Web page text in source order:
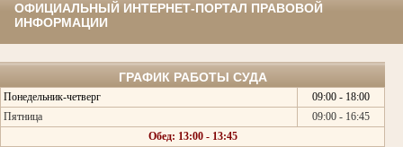
ОФИЦИАЛЬНЫЙ ИНТЕРНЕТ-ПОРТАЛ ПРАВОВОЙ
ИНФОРМАЦИИ
ГРАФИК РАБОТЫ СУДА
Понедельник-четверг
09:00 - 18:00
Пятница
09:00 - 16:45
Обед: 13:00 - 13:45